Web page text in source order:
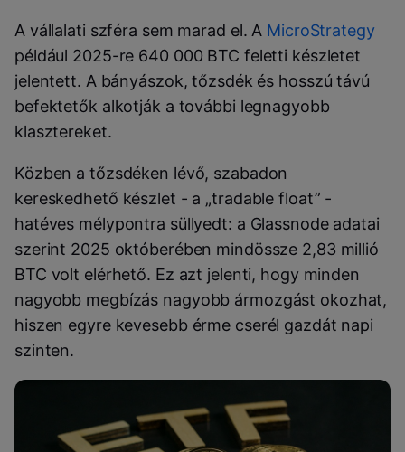
A vállalati szféra sem marad el. A MicroStrategy
például 2025-re 640 000 BTC feletti készletet
jelentett. A bányászok, tőzsdék és hosszú távú
befektetők alkotják a további legnagyobb
klasztereket.
Közben a tőzsdéken lévő, szabadon
kereskedhető készlet - a „tradable float” -
hatéves mélypontra süllyedt: a Glassnode adatai
szerint 2025 októberében mindössze 2,83 millió
BTC volt elérhető. Ez azt jelenti, hogy minden
nagyobb megbízás nagyobb ármozgást okozhat,
hiszen egyre kevesebb érme cserél gazdát napi
szinten.